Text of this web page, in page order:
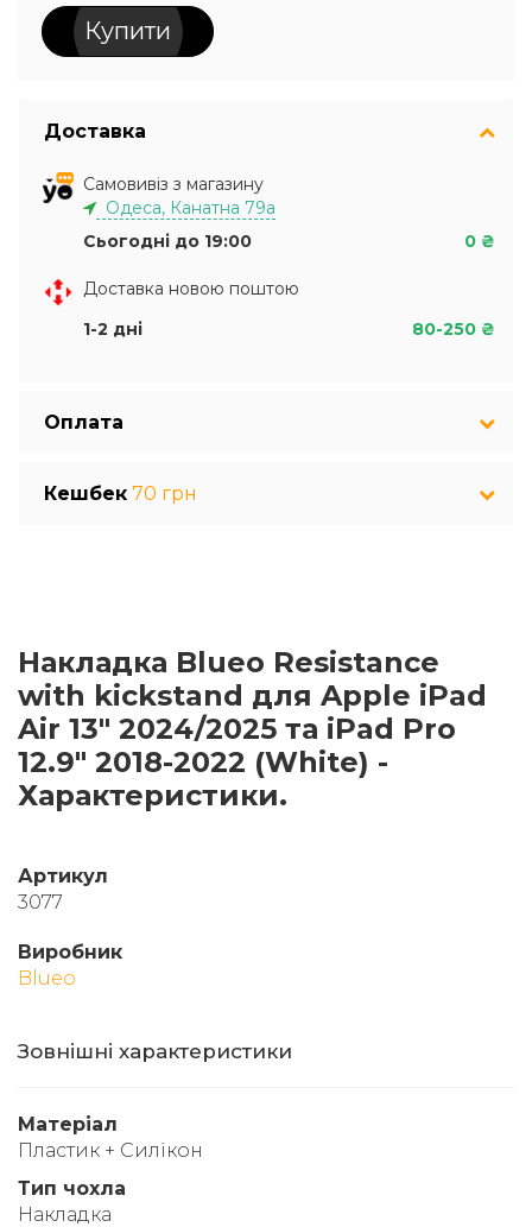
Купити
Доставка
Самовивіз з магазину
Одеса, Канатна 79а
Сьогодні до 19:00
0 ₴
Доставка новою поштою
1-2 дні
80-250 ₴
Оплата
Кешбек 70 грн
Накладка Blueo Resistance
with kickstand для Apple iPad
Air 13" 2024/2025 та iPad Pro
12.9" 2018-2022 (White) -
Характеристики.
Артикул
3077
Виробник
Blueo
Зовнішні характеристики
Матеріал
Пластик + Силікон
Тип чохла
Накладка